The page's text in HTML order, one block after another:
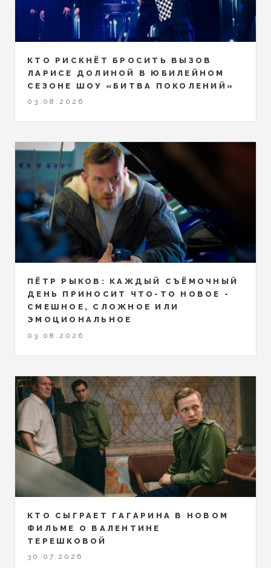
КТО РИСКНЁТ БРОСИТЬ ВЫЗОВ
ЛАРИСЕ ДОЛИНОЙ В ЮБИЛЕЙНОМ
СЕЗОНЕ ШОУ «БИТВА ПОКОЛЕНИЙ»
03.08.2026
ПЁТР РЫКОВ: КАЖДЫЙ СЪЁМОЧНЫЙ
ДЕНЬ ПРИНОСИТ ЧТО-ТО НОВОЕ -
СМЕШНОЕ, СЛОЖНОЕ ИЛИ
ЭМОЦИОНАЛЬНОЕ
03.08.2026
КТО СЫГРАЕТ ГАГАРИНА В НОВОМ
ФИЛЬМЕ О ВАЛЕНТИНЕ
ТЕРЕШКОВОЙ
30.07.2026